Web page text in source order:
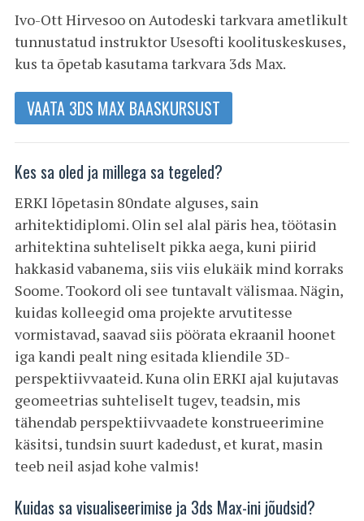
Ivo-Ott Hirvesoo on Autodeski tarkvara ametlikult
tunnustatud instruktor Usesofti koolituskeskuses,
kus ta õpetab kasutama tarkvara 3ds Max.
VAATA 3DS MAX BAASKURSUST
Kes sa oled ja millega sa tegeled?
ERKI lõpetasin 80ndate alguses, sain
arhitektidiplomi. Olin sel alal päris hea, töötasin
arhitektina suhteliselt pikka aega, kuni piirid
hakkasid vabanema, siis viis elukäik mind korraks
Soome. Tookord oli see tuntavalt välismaa. Nägin,
kuidas kolleegid oma projekte arvutitesse
vormistavad, saavad siis pöörata ekraanil hoonet
iga kandi pealt ning esitada kliendile 3D-
perspektiivvaateid. Kuna olin ERKI ajal kujutavas
geomeetrias suhteliselt tugev, teadsin, mis
tähendab perspektiivvaadete konstrueerimine
käsitsi, tundsin suurt kadedust, et kurat, masin
teeb neil asjad kohe valmis!
Kuidas sa visualiseerimise ja 3ds Max-ini jõudsid?